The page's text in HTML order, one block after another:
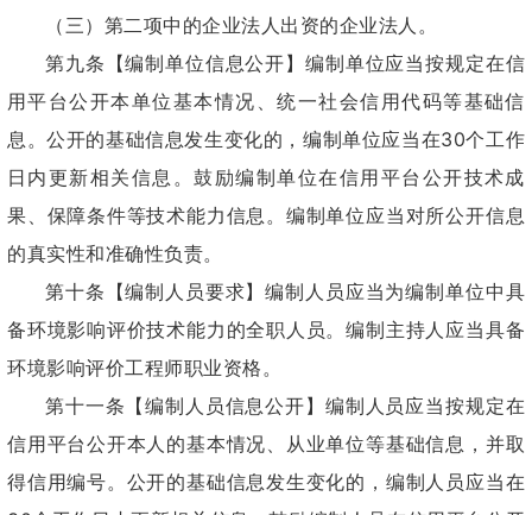
（三）第二项中的企业法人出资的企业法人。
第九条【编制单位信息公开】编制单位应当按规定在信
用平台公开本单位基本情况、统一社会信用代码等基础信
息。公开的基础信息发生变化的，编制单位应当在30个工作
日内更新相关信息。鼓励编制单位在信用平台公开技术成
果、保障条件等技术能力信息。编制单位应当对所公开信息
的真实性和准确性负责。
第十条【编制人员要求】编制人员应当为编制单位中具
备环境影响评价技术能力的全职人员。编制主持人应当具备
环境影响评价工程师职业资格。
第十一条【编制人员信息公开】编制人员应当按规定在
信用平台公开本人的基本情况、从业单位等基础信息，并取
得信用编号。公开的基础信息发生变化的，编制人员应当在